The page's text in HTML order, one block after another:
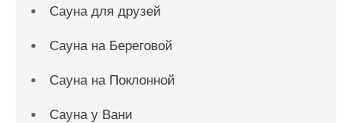
Сауна для друзей
Сауна на Береговой
Сауна на Поклонной
Сауна у Вани